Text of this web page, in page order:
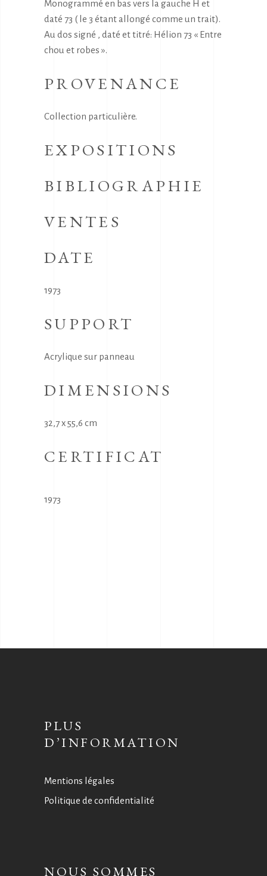
Monogrammé en bas vers la gauche H et
daté 73 ( le 3 étant allongé comme un trait).
Au dos signé , daté et titré: Hélion 73 « Entre
chou et robes ».
PROVENANCE
Collection particulière.
EXPOSITIONS
BIBLIOGRAPHIE
VENTES
DATE
1973
SUPPORT
Acrylique sur panneau
DIMENSIONS
32,7 x 55,6 cm
CERTIFICAT
1973
PLUS
D’INFORMATION
Mentions légales
Politique de confidentialité
NOUS SOMMES